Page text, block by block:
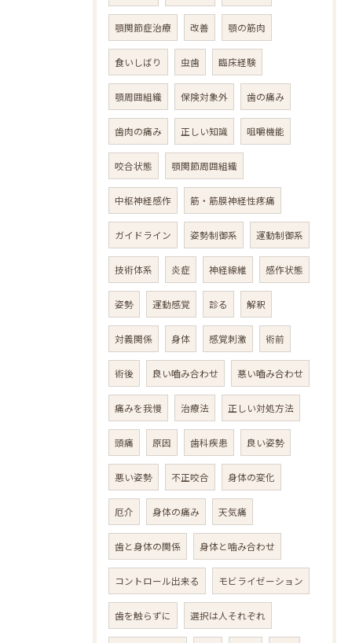
顎関節症治療 改善 顎の筋肉
食いしばり 虫歯 臨床経験
顎周囲組織 保険対象外 歯の痛み
歯肉の痛み 正しい知識 咀嚼機能
咬合状態 顎関節周囲組織
中枢神経感作 筋・筋膜神経性疼痛
ガイドライン 姿勢制御系 運動制御系
技術体系 炎症 神経線維 感作状態
姿勢 運動感覚 診る 解釈
対義関係 身体 感覚刺激 術前
術後 良い嚙み合わせ 悪い嚙み合わせ
痛みを我慢 治療法 正しい対処方法
頭痛 原因 歯科疾患 良い姿勢
悪い姿勢 不正咬合 身体の変化
厄介 身体の痛み 天気痛
歯と身体の関係 身体と噛み合わせ
コントロール出来る モビライゼーション
歯を触らずに 選択は人それぞれ